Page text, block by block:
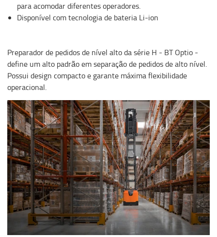
para acomodar diferentes operadores.
Disponível com tecnologia de bateria Li-ion
Preparador de pedidos de nível alto da série H - BT Optio -
define um alto padrão em separação de pedidos de alto nível.
Possui design compacto e garante máxima flexibilidade
operacional.